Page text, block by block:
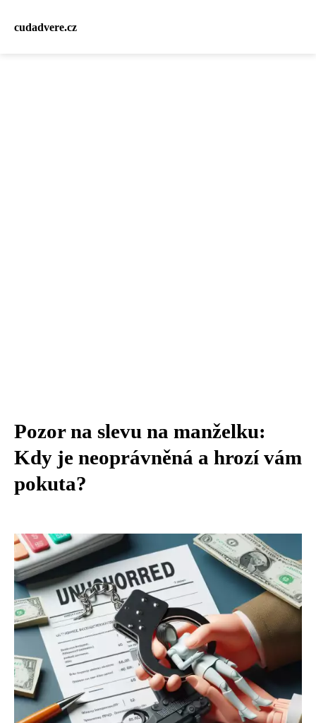
cudadvere.cz
Pozor na slevu na manželku:
Kdy je neoprávněná a hrozí vám
pokuta?